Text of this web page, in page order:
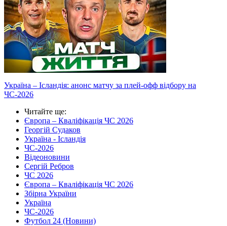
Україна – Ісландія: анонс матчу за плей-офф відбору на
ЧС-2026
Читайте ще:
Європа – Кваліфікація ЧС 2026
Георгій Судаков
Україна - Ісландія
ЧС-2026
Відеоновини
Сергій Ребров
ЧС 2026
Європа – Кваліфікація ЧС 2026
Збірна України
Україна
ЧС-2026
Футбол 24 (Новини)